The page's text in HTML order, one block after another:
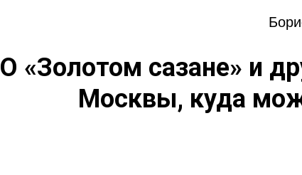
О «Золотом сазане» и
Москвы, куда